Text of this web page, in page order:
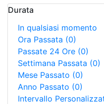
Durata
In qualsiasi momento
Ora Passata (0)
Passate 24 Ore (0)
Settimana Passata (0)
Mese Passato (0)
Anno Passato (0)
Intervallo